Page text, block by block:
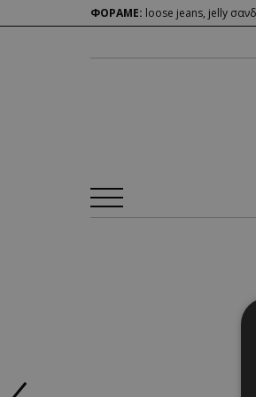
ΦΟΡΑΜΕ: loose jeans, jelly